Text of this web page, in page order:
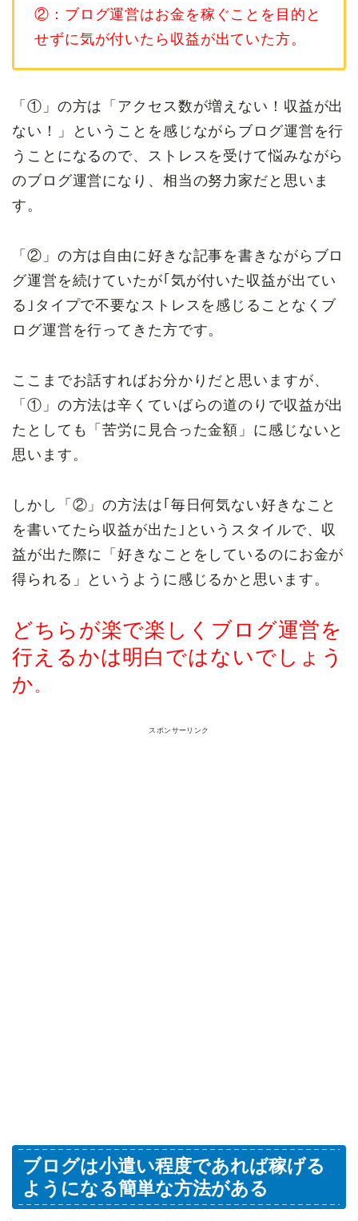
②：ブログ運営はお金を稼ぐことを目的と
せずに気が付いたら収益が出ていた方。
「①」の方は「アクセス数が増えない！収益が出
ない！」ということを感じながらブログ運営を行
うことになるので、ストレスを受けて悩みながら
のブログ運営になり、相当の努力家だと思いま
す。
「②」の方は自由に好きな記事を書きながらブロ
グ運営を続けていたが｢気が付いた収益が出てい
る｣タイプで不要なストレスを感じることなくブ
ログ運営を行ってきた方です。
ここまでお話すればお分かりだと思いますが、
「①」の方法は辛くていばらの道のりで収益が出
たとしても「苦労に見合った金額」に感じないと
思います。
しかし「②」の方法は｢毎日何気ない好きなこと
を書いてたら収益が出た｣というスタイルで、収
益が出た際に「好きなことをしているのにお金が
得られる」というように感じるかと思います。
どちらが楽で楽しくブログ運営を
行えるかは明白ではないでしょう
か。
スポンサーリンク
ブログは小遣い程度であれば稼げる
ようになる簡単な方法がある